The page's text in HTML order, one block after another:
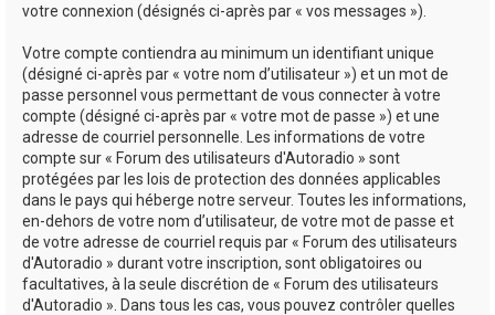
votre connexion (désignés ci-après par « vos messages »).
Votre compte contiendra au minimum un identifiant unique
(désigné ci-après par « votre nom d’utilisateur ») et un mot de
passe personnel vous permettant de vous connecter à votre
compte (désigné ci-après par « votre mot de passe ») et une
adresse de courriel personnelle. Les informations de votre
compte sur « Forum des utilisateurs d'Autoradio » sont
protégées par les lois de protection des données applicables
dans le pays qui héberge notre serveur. Toutes les informations,
en-dehors de votre nom d’utilisateur, de votre mot de passe et
de votre adresse de courriel requis par « Forum des utilisateurs
d'Autoradio » durant votre inscription, sont obligatoires ou
facultatives, à la seule discrétion de « Forum des utilisateurs
d'Autoradio ». Dans tous les cas, vous pouvez contrôler quelles